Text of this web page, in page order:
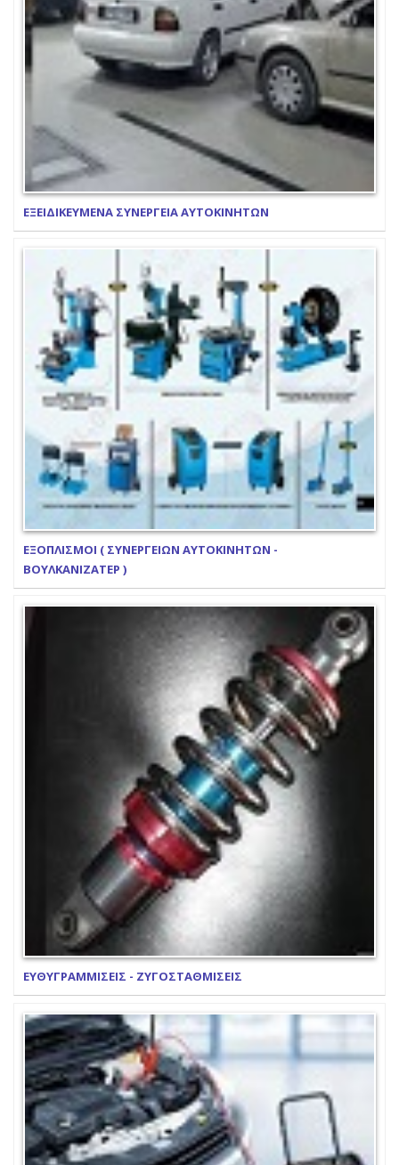
ΕΞΕΙΔΙΚΕΥΜΕΝΑ ΣΥΝΕΡΓΕΙΑ ΑΥΤΟΚΙΝΗΤΩΝ
ΕΞΟΠΛΙΣΜΟΙ ( ΣΥΝΕΡΓΕΙΩΝ ΑΥΤΟΚΙΝΗΤΩΝ -
ΒΟΥΛΚΑΝΙΖΑΤΕΡ )
ΕΥΘΥΓΡΑΜΜΙΣΕΙΣ - ΖΥΓΟΣΤΑΘΜΙΣΕΙΣ